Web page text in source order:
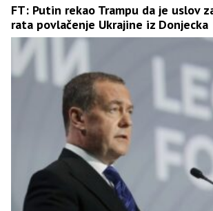
FT: Putin rekao Trampu da je uslov
rata povlačenje Ukrajine iz Donjecka